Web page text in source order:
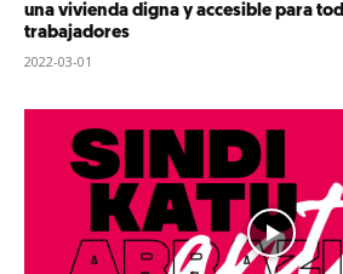
una vivienda digna y accesible para
trabajadores
2022-03-01